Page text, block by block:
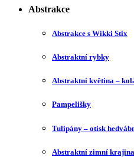
Abstrakce
Abstrakce s Wikki Stix
Abstraktní rybky
Abstraktní květina –
Pampelišky
Tulipány – otisk
Abstraktní zimní krajina